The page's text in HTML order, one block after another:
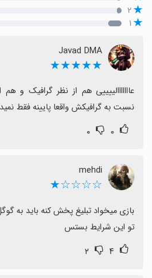
۲
۱
Javad DMA
★★★★★
نسبت به گرافیکش واقعا پایینه فقط
۰ ۰
mehdi
☆☆☆☆★
تو این شرایط بستس
۴ ۲